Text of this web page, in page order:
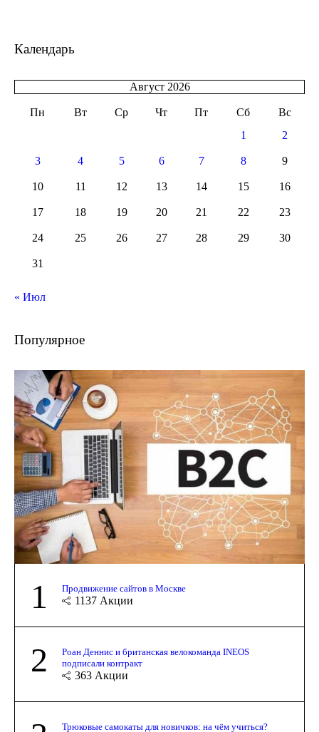
Календарь
Август 2026
Пн Вт Ср Чт Пт Сб
Вс
1
2
3 4 5 6 7 8 9
10 11 12 13 14 15 16
17 18 19 20 21 22 23
24 25 26 27 28 29 30
31
« Июл
Популярное
1 Продвижение сайтов в Москве
1137 Акции
2
Роан Деннис и британская велокоманда INEOS
подписали контракт
363 Акции
Трюковые самокаты для новичков: на чём учиться?